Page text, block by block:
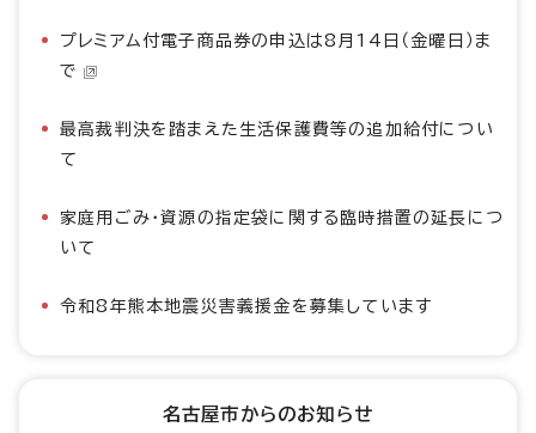
プレミアム付電子商品券の申込は8月14日（金曜日）ま
で
最高裁判決を踏まえた生活保護費等の追加給付につい
て
家庭用ごみ・資源の指定袋に関する臨時措置の延長につ
いて
令和8年熊本地震災害義援金を募集しています
名古屋市からのお知らせ